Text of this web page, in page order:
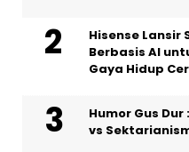
Hisense
Berbasis AI
Gaya Hidup
Humor Gus
vs